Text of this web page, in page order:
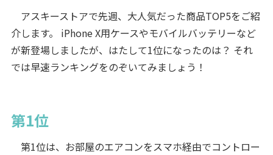
アスキーストアで先週、大人気だった商品TOP5をご紹
介します。 iPhone X用ケースやモバイルバッテリーなど
が新登場しましたが、はたして1位になったのは？ それ
では早速ランキングをのぞいてみましょう！
第1位
第1位は、お部屋のエアコンをスマホ経由でコントロー